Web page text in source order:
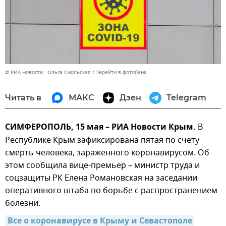
© РИА Новости . Ольга Смольская Перейти в фотобанк
Читать в МАКС Дзен Telegram
СИМФЕРОПОЛЬ, 15 мая – РИА Новости Крым. В
Республике Крым зафиксирована пятая по счету
смерть человека, зараженного коронавирусом. Об
этом сообщила вице-премьер – министр труда и
соцзащиты РК Елена Романовская на заседании
оперативного штаба по борьбе с распространением
болезни.
Все о коронавирусе в Крыму и Севастополе